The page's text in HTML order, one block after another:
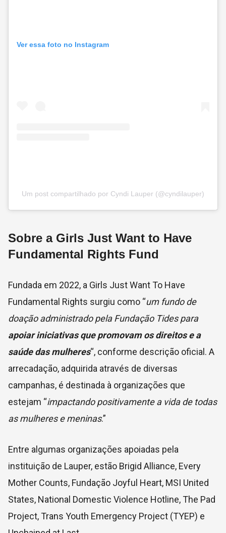
Ver essa foto no Instagram
Um post compartilhado por Cyndi Lauper (@cyndilauper)
Sobre a Girls Just Want to Have
Fundamental Rights Fund
Fundada em 2022, a Girls Just Want To Have
Fundamental Rights surgiu como “um fundo de
doação administrado pela Fundação Tides para
apoiar iniciativas que promovam os direitos e a
saúde das mulheres“, conforme descrição oficial. A
arrecadação, adquirida através de diversas
campanhas, é destinada à organizações que
estejam “impactando positivamente a vida de todas
as mulheres e meninas.”
Entre algumas organizações apoiadas pela
instituição de Lauper, estão Brigid Alliance, Every
Mother Counts, Fundação Joyful Heart, MSI United
States, National Domestic Violence Hotline, The Pad
Project, Trans Youth Emergency Project (TYEP) e